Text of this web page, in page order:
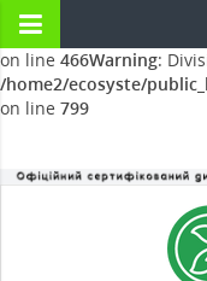
Warning
/home2/ecosyste/
on line 466Warning:
/home2/ecosyste/
on line 799